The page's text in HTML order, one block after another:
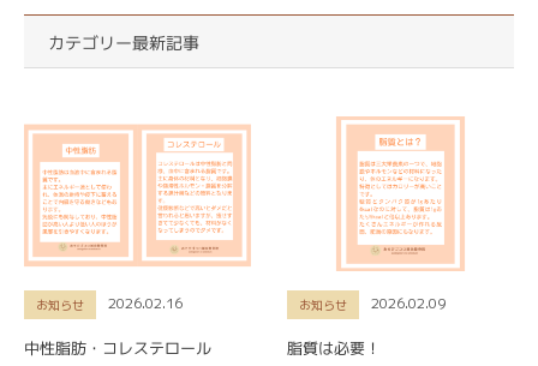
カテゴリー最新記事
お知らせ 2026.02.16
中性脂肪・コレステロール
お知らせ 2026.02.09
脂質は必要！